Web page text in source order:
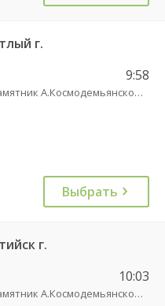
г.
9:58
Памятник А.Космодемьянскому(Балтийское шоссе) трасса
Выбрать
г.
10:03
Памятник А.Космодемьянскому(Балтийское шоссе) трасса